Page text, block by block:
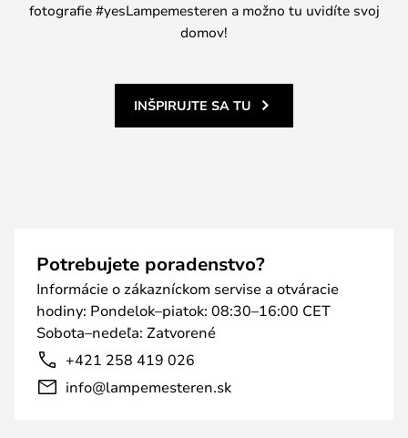
fotografie #yesLampemesteren a možno tu uvidíte svoj
domov!
INŠPIRUJTE SA TU
Potrebujete poradenstvo?
Informácie o zákazníckom servise a otváracie
hodiny: Pondelok–piatok: 08:30–16:00 CET
Sobota–nedeľa: Zatvorené
+421 258 419 026
info@lampemesteren.sk